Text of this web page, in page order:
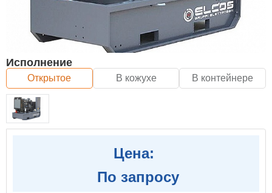
Исполнение
Открытое В кожухе В контейнере
Цена:
По запросу